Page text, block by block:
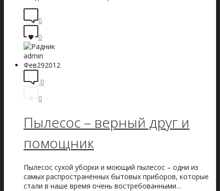
0
0
admin
Фев292012
0
0
Пылесос – верный друг и
помощник
Пылесос сухой уборки и моющий пылесос – одни из
самых распространённых бытовых приборов, которые
стали в наше время очень востребованными…